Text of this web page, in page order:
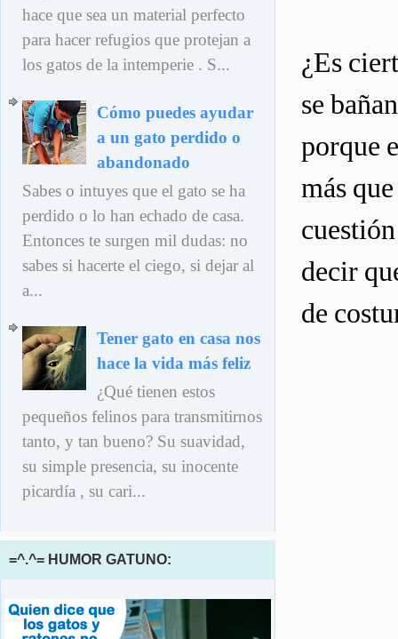
¿Es
se
porque
más
decir
de
hace que sea un material perfecto
para hacer refugios que protejan a
los gatos de la intemperie . S...
Cómo puedes ayudar
a un gato perdido o
abandonado
Sabes o intuyes que el gato se ha
perdido o lo han echado de casa.
Entonces te surgen mil dudas: no
sabes si hacerte el ciego, si dejar al
a...
Tener gato en casa nos
hace la vida más feliz
¿Qué tienen estos
pequeños felinos para transmitirnos
tanto, y tan bueno? Su suavidad,
su simple presencia, su inocente
picardía , su cari...
=^.^= HUMOR GATUNO: